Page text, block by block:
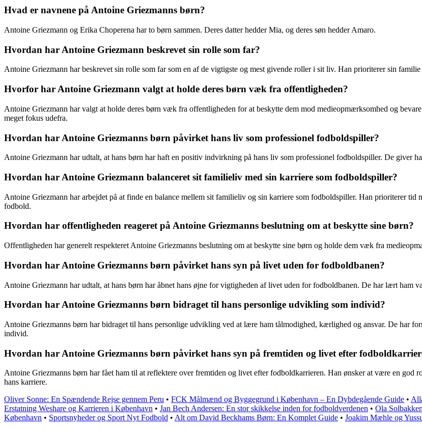
Hvad er navnene på Antoine Griezmanns børn?
Antoine Griezmann og Erika Choperena har to børn sammen. Deres datter hedder Mia, og deres søn hedder Amaro.
Hvordan har Antoine Griezmann beskrevet sin rolle som far?
Antoine Griezmann har beskrevet sin rolle som far som en af de vigtigste og mest givende roller i sit liv. Han prioriterer sin
Hvorfor har Antoine Griezmann valgt at holde deres børn væk fra offentligheden?
Antoine Griezmann har valgt at holde deres børn væk fra offentligheden for at beskytte dem mod medieopmærksomhed og
meget fokus udefra.
Hvordan har Antoine Griezmanns børn påvirket hans liv som professionel fodboldspiller?
Antoine Griezmann har udtalt, at hans børn har haft en positiv indvirkning på hans liv som professionel fodboldspiller. De giver
Hvordan har Antoine Griezmann balanceret sit familieliv med sin karriere som fodboldspiller?
Antoine Griezmann har arbejdet på at finde en balance mellem sit familieliv og sin karriere som fodboldspiller. Han prioriterer
fodbold.
Hvordan har offentligheden reageret på Antoine Griezmanns beslutning om at beskytte sine børn?
Offentligheden har generelt respekteret Antoine Griezmanns beslutning om at beskytte sine børn og holde dem væk fra
Hvordan har Antoine Griezmanns børn påvirket hans syn på livet uden for fodboldbanen?
Antoine Griezmann har udtalt, at hans børn har åbnet hans øjne for vigtigheden af livet uden for fodboldbanen. De har lært ham
Hvordan har Antoine Griezmanns børn bidraget til hans personlige udvikling som individ?
Antoine Griezmanns børn har bidraget til hans personlige udvikling ved at lære ham tålmodighed, kærlighed og ansvar. De har
individ.
Hvordan har Antoine Griezmanns børn påvirket hans syn på fremtiden og livet efter
Antoine Griezmanns børn har fået ham til at reflektere over fremtiden og livet efter fodboldkarrieren. Han ønsker at være en god
hans karriere.
Oliver Sonne: En Spændende Rejse gennem Peru • FCK Målmænd og Byggegrund i København – En Dybdegående Guide •
Erstatning Weshare og Karrieren i København • Jan Bech Andersen: En stor skikkelse inden for fodboldverdenen • Ola
København • Sportsnyheder og Sport Nyt Fodbold • Alt om David Beckhams Børn: En Komplet Guide • Joakim Mæhle og